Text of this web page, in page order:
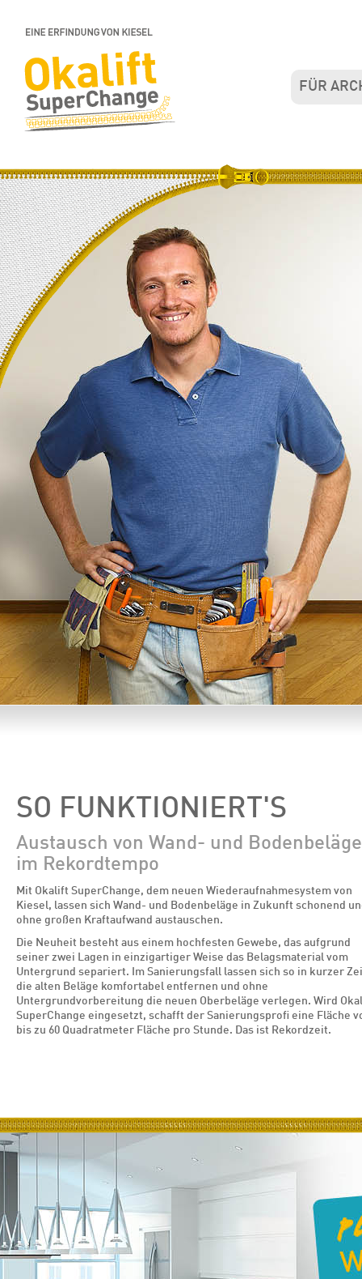
FÜR
SO FUNKTIONIERT'S
Austausch von Wand- und
im Rekordtempo
Mit Okalift SuperChange, dem neuen Wiederaufnahmesystem von
Kiesel, lassen sich Wand- und Bodenbeläge in Zukunft schonend
ohne großen Kraftaufwand austauschen.
Die Neuheit besteht aus einem hochfesten Gewebe, das aufgrund
seiner zwei Lagen in einzigartiger Weise das Belagsmaterial vom
Untergrund separiert. Im Sanierungsfall lassen sich so in kurzer
die alten Beläge komfortabel entfernen und ohne
Untergrundvorbereitung die neuen Oberbeläge verlegen. Wird
SuperChange eingesetzt, schafft der Sanierungsprofi eine Fläche
bis zu 60 Quadratmeter Fläche pro Stunde. Das ist Rekordzeit.